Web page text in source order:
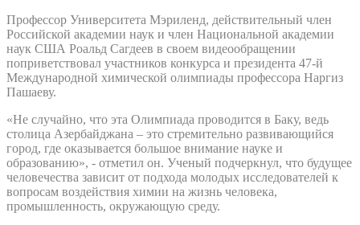
Профессор Университета Мэриленд, действительный член
Российской академии наук и член Национальной академии
наук США Роальд Сагдеев в своем видеообращении
поприветствовал участников конкурса и президента 47-й
Международной химической олимпиады профессора Наргиз
Пашаеву.
«Не случайно, что эта Олимпиада проводится в Баку, ведь
столица Азербайджана – это стремительно развивающийся
город, где оказывается большое внимание науке и
образованию», - отметил он. Ученый подчеркнул, что будущее
человечества зависит от подхода молодых исследователей к
вопросам воздействия химии на жизнь человека,
промышленность, окружающую среду.